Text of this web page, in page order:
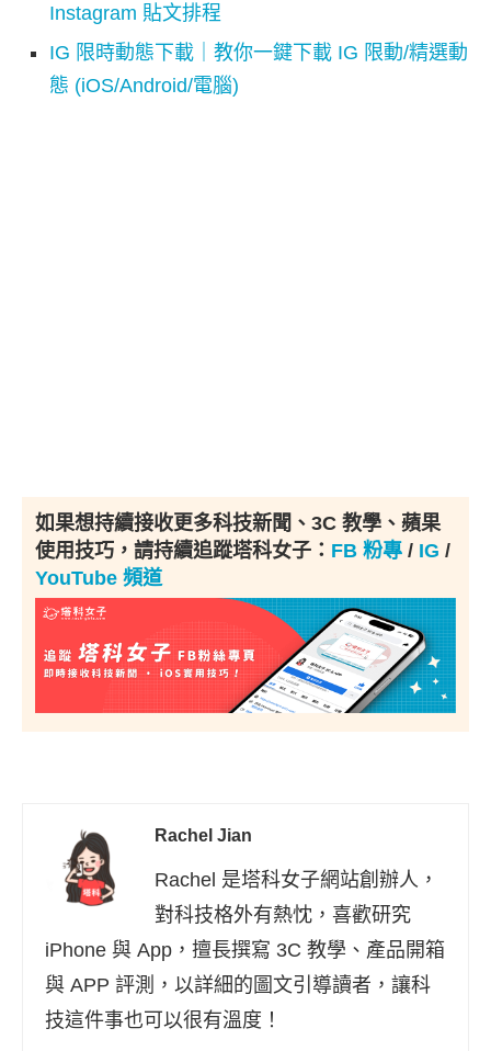
Instagram 貼文排程
IG 限時動態下載｜教你一鍵下載 IG 限動/精選動
態 (iOS/Android/電腦)
如果想持續接收更多科技新聞、3C 教學、蘋果
使用技巧，請持續追蹤塔科女子： FB 粉專 / IG /
YouTube 頻道
Rachel Jian
Rachel 是塔科女子網站創辦人，
對科技格外有熱忱，喜歡研究
iPhone 與 App，擅長撰寫 3C 教學、產品開箱
與 APP 評測，以詳細的圖文引導讀者，讓科
技這件事也可以很有溫度！